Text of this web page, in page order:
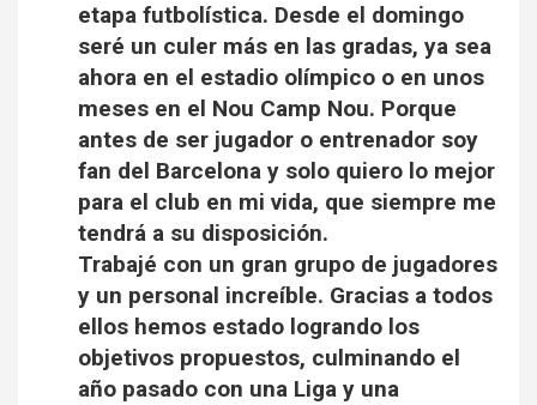
etapa futbolística. Desde el domingo
seré un culer más en las gradas, ya sea
ahora en el estadio olímpico o en unos
meses en el Nou Camp Nou. Porque
antes de ser jugador o entrenador soy
fan del Barcelona y solo quiero lo mejor
para el club en mi vida, que siempre me
tendrá a su disposición.
Trabajé con un gran grupo de jugadores
y un personal increíble. Gracias a todos
ellos hemos estado logrando los
objetivos propuestos, culminando el
año pasado con una Liga y una